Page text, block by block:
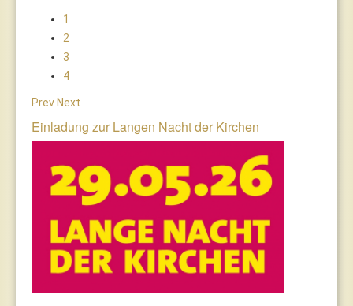
1
2
3
4
PrevNext
Einladung zur Langen Nacht der Kirchen